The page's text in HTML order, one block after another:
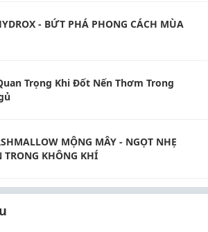
- BỨT PHÁ PHONG CÁCH MÙA
Trọng Khi Đốt Nến Thơm Trong
MỘNG MÂY - NGỌT NHẸ
TRONG KHÔNG KHÍ